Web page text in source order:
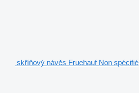
skříňový návěs Fruehauf Non spécifié